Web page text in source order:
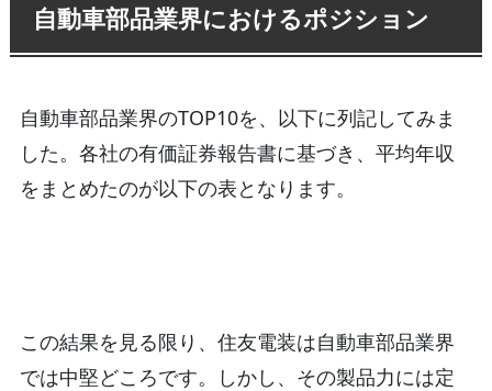
自動車部品業界におけるポジション
自動車部品業界のTOP10を、以下に列記してみま
した。各社の有価証券報告書に基づき、平均年収
をまとめたのが以下の表となります。
この結果を見る限り、住友電装は自動車部品業界
では中堅どころです。しかし、その製品力には定